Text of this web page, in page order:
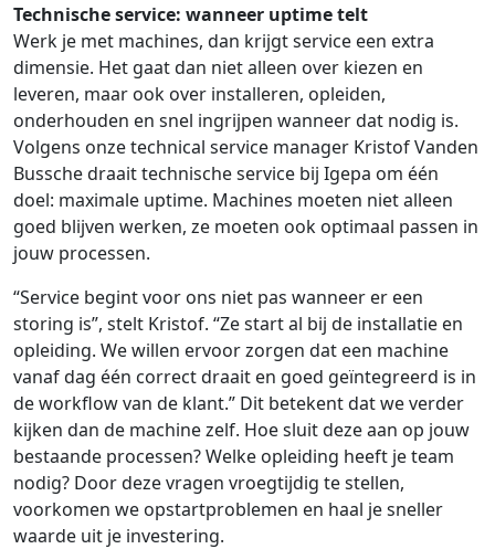
Technische service: wanneer uptime telt
Werk je met machines, dan krijgt service een extra
dimensie. Het gaat dan niet alleen over kiezen en
leveren, maar ook over installeren, opleiden,
onderhouden en snel ingrijpen wanneer dat nodig is.
Volgens onze technical service manager Kristof Vanden
Bussche draait technische service bij Igepa om één
doel: maximale uptime. Machines moeten niet alleen
goed blijven werken, ze moeten ook optimaal passen in
jouw processen.
“Service begint voor ons niet pas wanneer er een
storing is”, stelt Kristof. “Ze start al bij de installatie en
opleiding. We willen ervoor zorgen dat een machine
vanaf dag één correct draait en goed geïntegreerd is in
de workflow van de klant.” Dit betekent dat we verder
kijken dan de machine zelf. Hoe sluit deze aan op jouw
bestaande processen? Welke opleiding heeft je team
nodig? Door deze vragen vroegtijdig te stellen,
voorkomen we opstartproblemen en haal je sneller
waarde uit je investering.